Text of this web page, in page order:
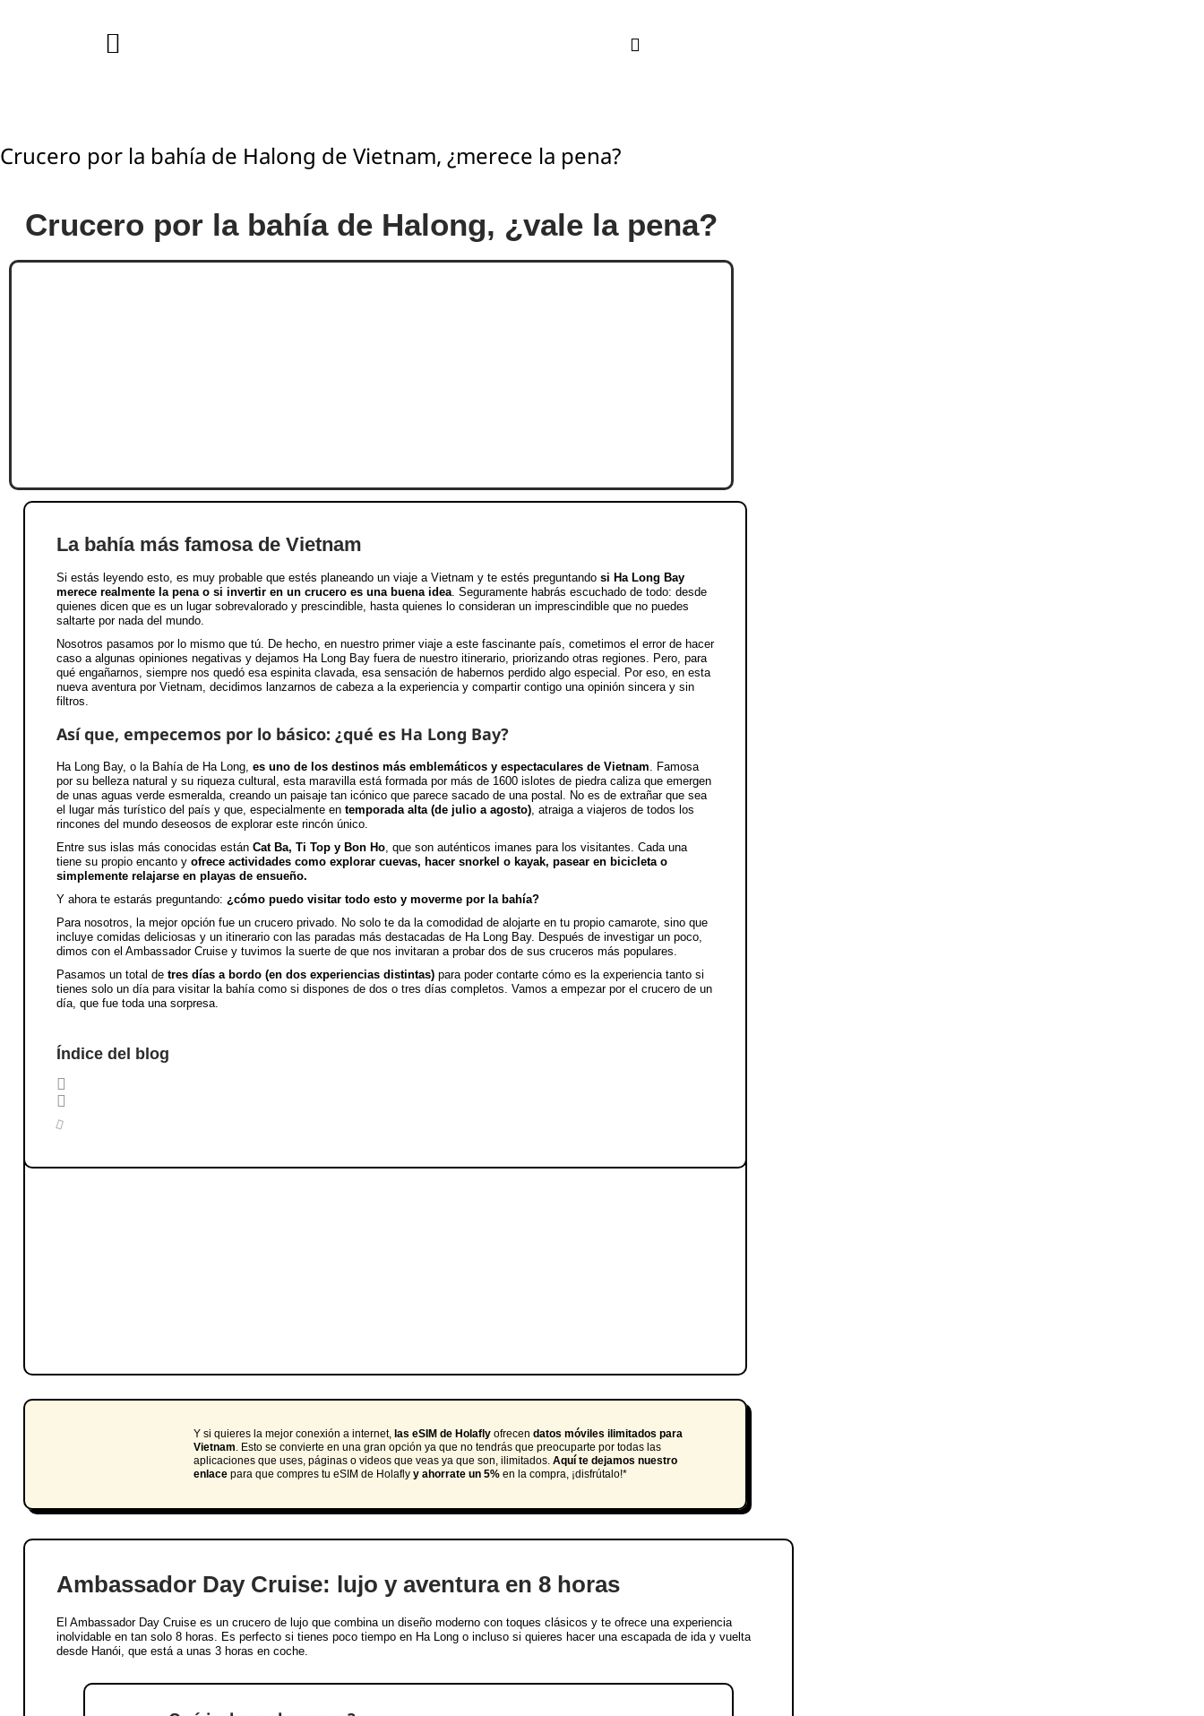
Crucero por la bahía de Halong de Vietnam, ¿merece la pena?
Crucero por la bahía de Halong, ¿vale la pena?
La bahía más famosa de Vietnam
Si estás leyendo esto, es muy probable que estés planeando un viaje a Vietnam y te estés preguntando si Ha Long Bay
merece realmente la pena o si invertir en un crucero es una buena idea. Seguramente habrás escuchado de todo: desde
quienes dicen que es un lugar sobrevalorado y prescindible, hasta quienes lo consideran un imprescindible que no puedes
saltarte por nada del mundo.
Nosotros pasamos por lo mismo que tú. De hecho, en nuestro primer viaje a este fascinante país, cometimos el error de hacer
caso a algunas opiniones negativas y dejamos Ha Long Bay fuera de nuestro itinerario, priorizando otras regiones. Pero, para
qué engañarnos, siempre nos quedó esa espinita clavada, esa sensación de habernos perdido algo especial. Por eso, en esta
nueva aventura por Vietnam, decidimos lanzarnos de cabeza a la experiencia y compartir contigo una opinión sincera y sin
filtros.
Así que, empecemos por lo básico: ¿qué es Ha Long Bay?
Ha Long Bay, o la Bahía de Ha Long, es uno de los destinos más emblemáticos y espectaculares de Vietnam. Famosa
por su belleza natural y su riqueza cultural, esta maravilla está formada por más de 1600 islotes de piedra caliza que emergen
de unas aguas verde esmeralda, creando un paisaje tan icónico que parece sacado de una postal. No es de extrañar que sea
el lugar más turístico del país y que, especialmente en temporada alta (de julio a agosto), atraiga a viajeros de todos los
rincones del mundo deseosos de explorar este rincón único.
Entre sus islas más conocidas están Cat Ba, Ti Top y Bon Ho, que son auténticos imanes para los visitantes. Cada una
tiene su propio encanto y ofrece actividades como explorar cuevas, hacer snorkel o kayak, pasear en bicicleta o
simplemente relajarse en playas de ensueño.
Y ahora te estarás preguntando: ¿cómo puedo visitar todo esto y moverme por la bahía?
Para nosotros, la mejor opción fue un crucero privado. No solo te da la comodidad de alojarte en tu propio camarote, sino que
incluye comidas deliciosas y un itinerario con las paradas más destacadas de Ha Long Bay. Después de investigar un poco,
dimos con el Ambassador Cruise y tuvimos la suerte de que nos invitaran a probar dos de sus cruceros más populares.
Pasamos un total de tres días a bordo (en dos experiencias distintas) para poder contarte cómo es la experiencia tanto si
tienes solo un día para visitar la bahía como si dispones de dos o tres días completos. Vamos a empezar por el crucero de un
día, que fue toda una sorpresa.
Índice del blog
Y si quieres la mejor conexión a internet, las eSIM de Holaflyofrecen datos móviles ilimitados para
Vietnam. Esto se convierte en una gran opción ya que no tendrás que preocuparte por todas las
aplicaciones que uses, páginas o videos que veas ya que son, ilimitados. Aquí te dejamos nuestro
enlace para que compres tu eSIM de Holafly y ahorrate un 5%en la compra, ¡disfrútalo!*
Ambassador Day Cruise: lujo y aventura en 8 horas
El Ambassador Day Cruise es un crucero de lujo que combina un diseño moderno con toques clásicos y te ofrece una experiencia
inolvidable en tan solo 8 horas. Es perfecto si tienes poco tiempo en Ha Long o incluso si quieres hacer una escapada de ida y vuelta
desde Hanói, que está a unas 3 horas en coche.